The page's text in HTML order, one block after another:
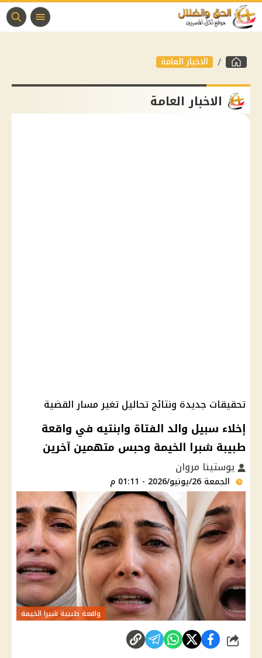
الاخبار العامة
الاخبار العامة
تحقيقات جديدة ونتائج تحاليل تغير مسار القضية
إخلاء سبيل والد الفتاة وابنتيه في واقعة
طبيبة شبرا الخيمة وحبس متهمين آخرين
يوستينا مروان
الجمعة 26/يونيو/2026 - 01:11 م
واقعة طبيبة شبرا الخيمة
شارك